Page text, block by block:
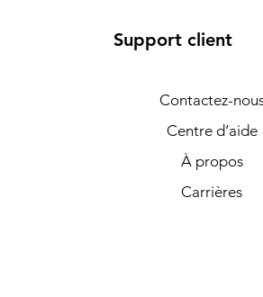
Support client
Contactez-
Centre d’aide
À propos
Carrières